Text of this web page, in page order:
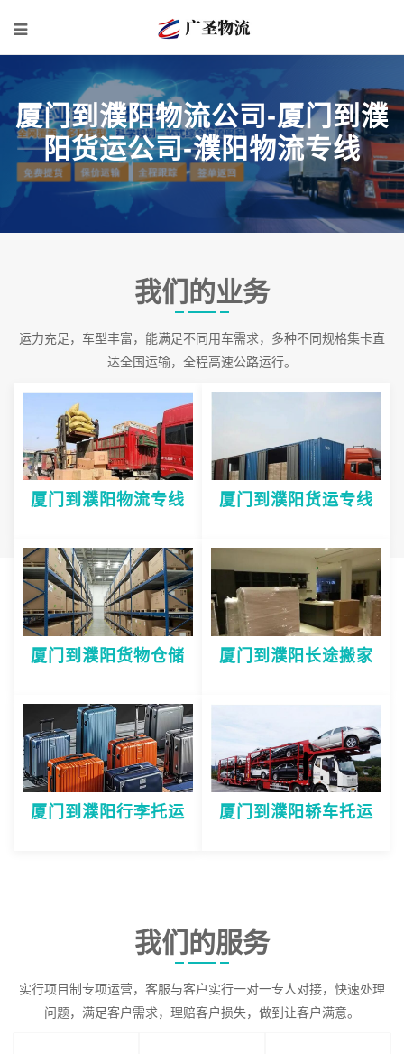
厦门到濮阳物流公司-厦门到濮
阳货运公司-濮阳物流专线
我们的业务
运力充足，车型丰富，能满足不同用车需求，多种不同规格集卡直
达全国运输，全程高速公路运行。
厦门到濮阳物流专线 厦门到濮阳货运专线
厦门到濮阳货物仓储 厦门到濮阳长途搬家
厦门到濮阳行李托运 厦门到濮阳轿车托运
我们的服务
实行项目制专项运营，客服与客户实行一对一专人对接，快速处理
问题，满足客户需求，理赔客户损失，做到让客户满意。